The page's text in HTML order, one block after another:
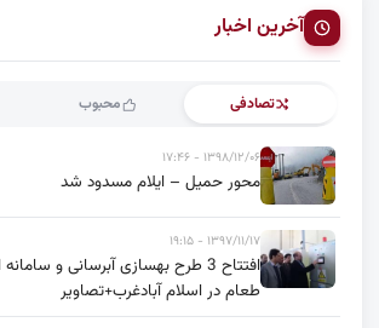
آخرین اخبار
تصادفی محبوب
۱۳۹۸/۱۲/۰۶ - ۱۷:۴۶
محور حمیل – ایلام مسدود شد
۱۳۹۷/۱۱/۱۷ - ۱۹:۱۵
افتتاح 3 طرح بهسازی آبرسانی و
طعام در اسلام آبادغرب+تصاویر